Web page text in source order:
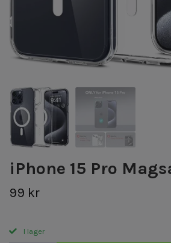
iPhone 15 Pro
99 kr
I lager